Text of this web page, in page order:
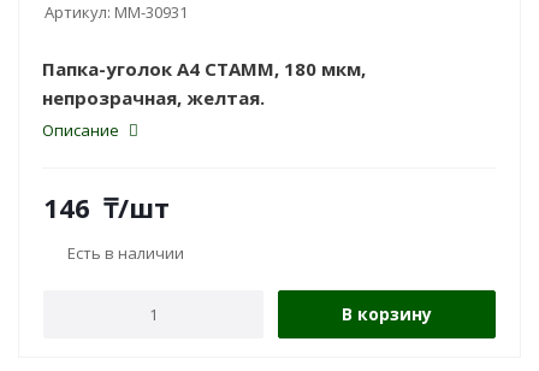
Артикул: ММ-30931
Папка-уголок А4 СТАММ, 180 мкм,
непрозрачная, желтая.
Описание
146 ₸/шт
Есть в наличии
В корзину